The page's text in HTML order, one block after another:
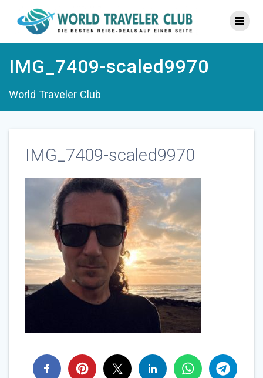
Inhalt
springen
IMG_7409-scaled9970
World Traveler Club
IMG_7409-scaled9970